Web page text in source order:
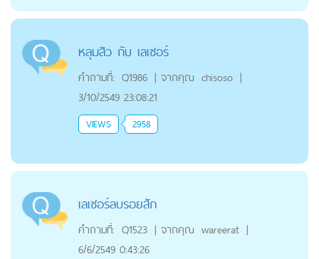
หลุมสิว กับ เลเซอร์
คำถามที่: Q1986 | จากคุณ chisoso |
3/10/2549 23:08:21
VIEWS 2958
เลเซอร์ลบรอยสัก
คำถามที่: Q1523 | จากคุณ wareerat |
6/6/2549 0:43:26